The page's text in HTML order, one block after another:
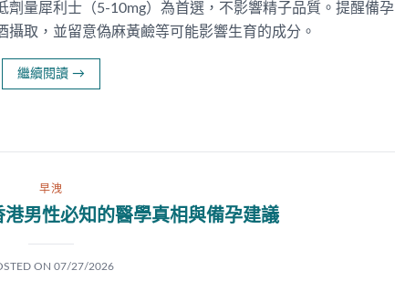
量犀利士（5-10mg）為首選，不影響精子品質。提醒備孕
取，並留意偽麻黃鹼等可能影響生育的成分。
繼續閱讀 →
早洩
男性必知的醫學真相與備孕建議
ON 07/27/2026